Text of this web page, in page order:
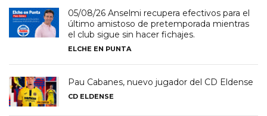
05/08/26 Anselmi recupera efectivos para el
último amistoso de pretemporada mientras
el club sigue sin hacer fichajes.
ELCHE EN PUNTA
Pau Cabanes, nuevo jugador del CD Eldense
CD ELDENSE